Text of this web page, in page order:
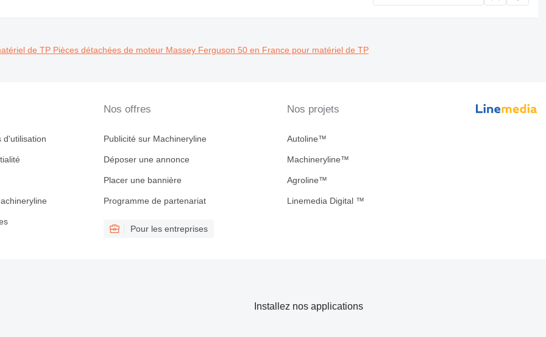
de TP Pièces détachées de moteur Massey Ferguson 50 en France pour matériel de TP
d'utilisation
Nos offres
Publicité sur Machineryline
Déposer une annonce
Placer une bannière
Programme de partenariat
Pour les entreprises
Nos projets
Autoline™
Machineryline™
Agroline™
Linemedia Digital ™
Installez nos applications